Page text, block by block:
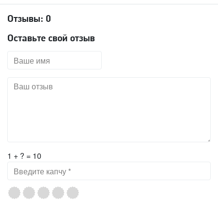
Отзывы: 0
Оставьте свой отзыв
1 + ? = 10